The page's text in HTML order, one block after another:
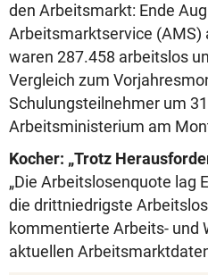
den Arbeitsmarkt: Ende
Arbeitsmarktservice (AMS)
waren 287.458 arbeitslos
Vergleich zum
Schulungsteilnehmer um
Arbeitsministerium am
Kocher: „Trotz
„Die Arbeitslosenquote lag
die drittniedrigste
kommentierte Arbeits- und
aktuellen